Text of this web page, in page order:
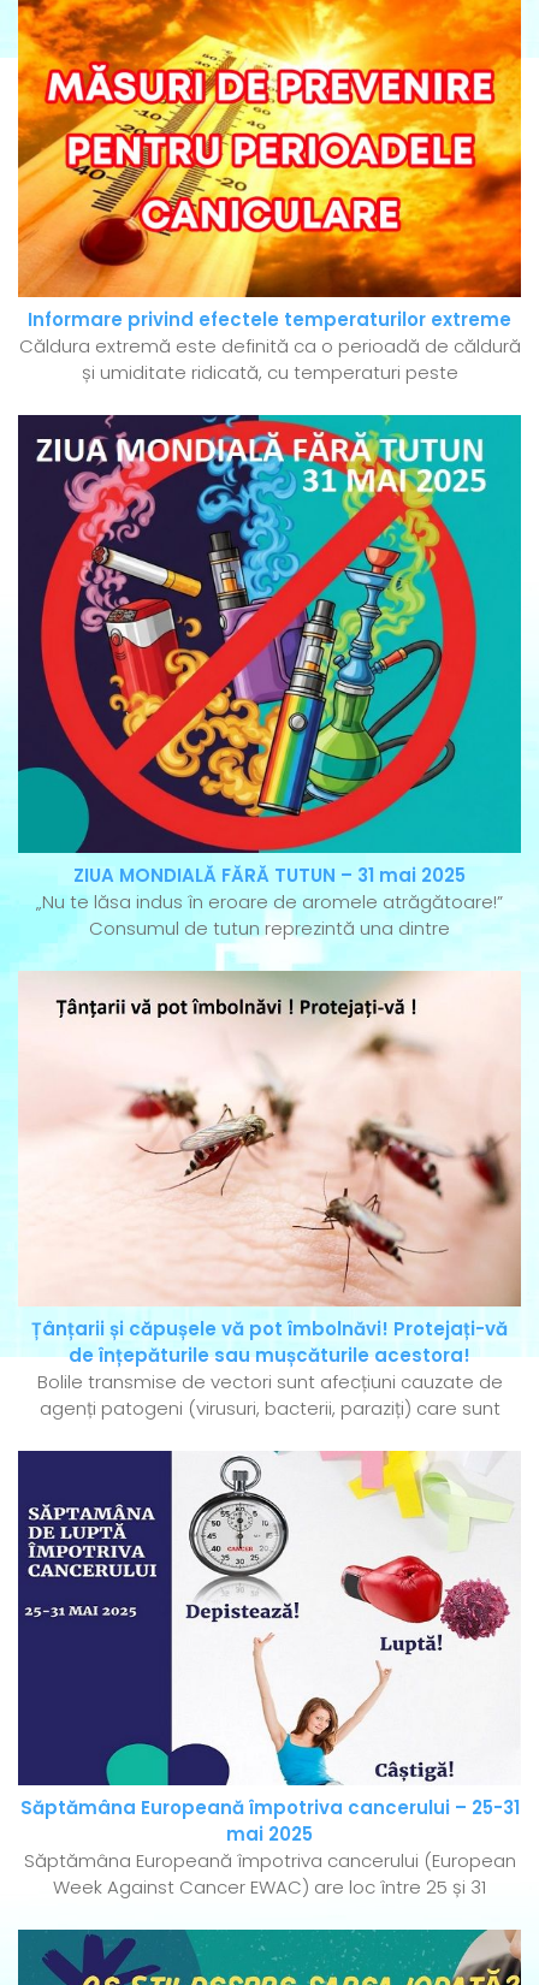
Informare privind efectele temperaturilor extreme
Căldura extremă este definită ca o perioadă de căldură
și umiditate ridicată, cu temperaturi peste
ZIUA MONDIALĂ FĂRĂ TUTUN – 31 mai 2025
„Nu te lăsa indus în eroare de aromele atrăgătoare!”
Consumul de tutun reprezintă una dintre
Țânțarii și căpușele vă pot îmbolnăvi! Protejați-vă
de înțepăturile sau mușcăturile acestora!
Bolile transmise de vectori sunt afecțiuni cauzate de
agenți patogeni (virusuri, bacterii, paraziți) care sunt
Săptămâna Europeană împotriva cancerului – 25-31
mai 2025
Săptămâna Europeană împotriva cancerului (European
Week Against Cancer EWAC) are loc între 25 și 31